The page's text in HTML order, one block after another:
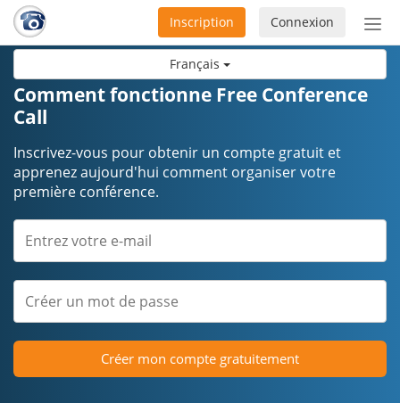
Français
ou
Connexion
Inscription
Comment fonctionne Free Conference
Call
Inscrivez-vous pour obtenir un compte gratuit et
apprenez aujourd'hui comment organiser votre
première conférence.
Créer mon compte gratuitement